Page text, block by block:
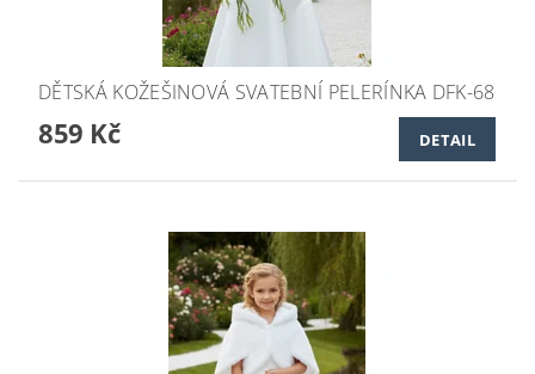
DĚTSKÁ KOŽEŠINOVÁ SVATEBNÍ PELERÍNKA DFK-68
859 Kč DETAIL